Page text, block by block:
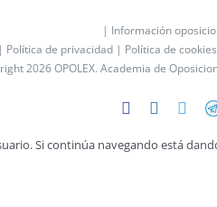
| Información
Política de privacidad | Política de
2026 OPOLEX. Academia de
Facebook
Si continúa navegando está